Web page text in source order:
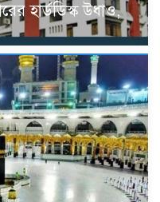
হার্ডডিস্ক উধাও,